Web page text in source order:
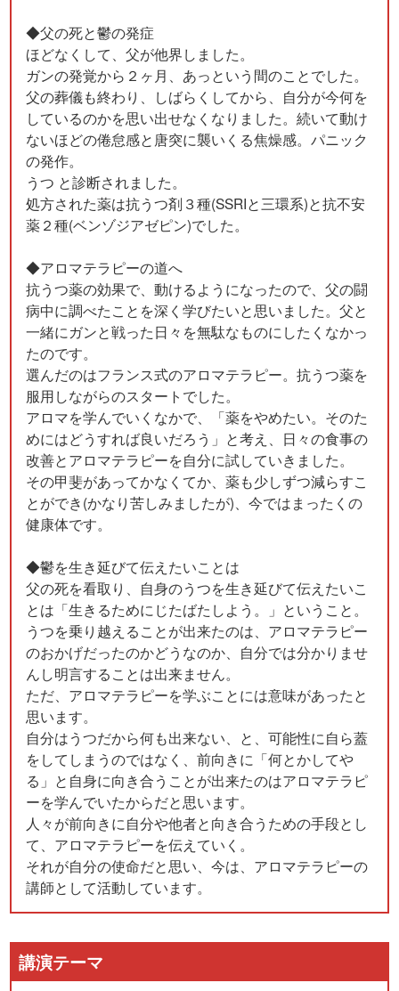
◆父の死と鬱の発症
ほどなくして、父が他界しました。
ガンの発覚から２ヶ月、あっという間のことでした。
父の葬儀も終わり、しばらくしてから、自分が今何を
しているのかを思い出せなくなりました。続いて動け
ないほどの倦怠感と唐突に襲いくる焦燥感。パニック
の発作。
うつ と診断されました。
処方された薬は抗うつ剤３種(SSRIと三環系)と抗不安
薬２種(ベンゾジアゼピン)でした。
◆アロマテラピーの道へ
抗うつ薬の効果で、動けるようになったので、父の闘
病中に調べたことを深く学びたいと思いました。父と
一緒にガンと戦った日々を無駄なものにしたくなかっ
たのです。
選んだのはフランス式のアロマテラピー。抗うつ薬を
服用しながらのスタートでした。
アロマを学んでいくなかで、「薬をやめたい。そのた
めにはどうすれば良いだろう」と考え、日々の食事の
改善とアロマテラピーを自分に試していきました。
その甲斐があってかなくてか、薬も少しずつ減らすこ
とができ(かなり苦しみましたが)、今ではまったくの
健康体です。
◆鬱を生き延びて伝えたいことは
父の死を看取り、自身のうつを生き延びて伝えたいこ
とは「生きるためにじたばたしよう。」ということ。
うつを乗り越えることが出来たのは、アロマテラピー
のおかげだったのかどうなのか、自分では分かりませ
んし明言することは出来ません。
ただ、アロマテラピーを学ぶことには意味があったと
思います。
自分はうつだから何も出来ない、と、可能性に自ら蓋
をしてしまうのではなく、前向きに「何とかしてや
る」と自身に向き合うことが出来たのはアロマテラピ
ーを学んでいたからだと思います。
人々が前向きに自分や他者と向き合うための手段とし
て、アロマテラピーを伝えていく。
それが自分の使命だと思い、今は、アロマテラピーの
講師として活動しています。
講演テーマ